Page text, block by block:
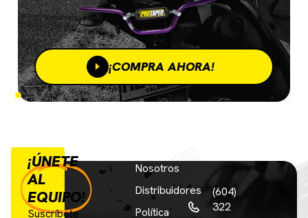
¡COMPRA AHORA!
¡ÚNETE
AL
EQUIPO!
Suscríbete
(604)
322
Nosotros
Distribuidores
Política